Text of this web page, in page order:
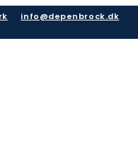
info@depenbrock.dk